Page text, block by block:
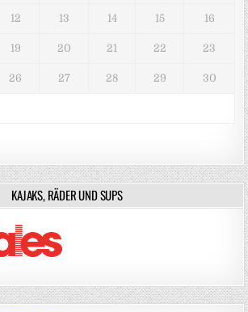
12 13 14 15 16
19 20 21 22 23
26 27 28 29 30
KAJAKS, RÄDER UND SUPS